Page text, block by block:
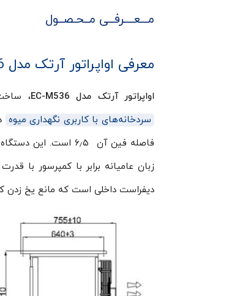
مـــعــــرفــی مــحـصــول
معرفی اواپراتور آرتک مدل EC-M536
اواپراتور آرتک مدل EC-M536 ،
سردخانه‌های با کاربری نگهداری میوه
دیفراست داخلی است که مانع یخ